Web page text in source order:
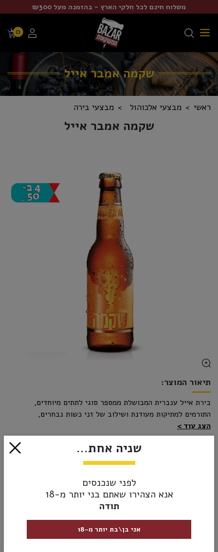
משלוח חינם לכל חלקי הארץ - בהזמנה מעל ₪300
0
שקמה אמבר אייל
ראשי מבצעי אלכוהול מבצעי בירה
שקמה אמבר אייל
תיאור המוצר:
בירת אייל ענברית המבושלת ממספר סוגי לתתים מיוחדים,
התורמים למתיקות מעודנת ושילוב של זני כשות נבחרים,
המעניקים .ארומה פירותית ומרירות מרווה.
הצג עוד
₪14.00
מק”ט:7290110113629
שניה אחת...
לפני שנכנסים
אנא הצהירו שאתם בני יותר מ-18
תודה
אני בן\בת יותר מ-18